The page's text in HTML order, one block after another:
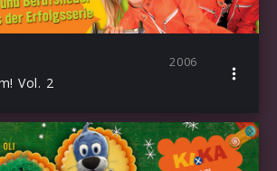
2006
Vol. 2